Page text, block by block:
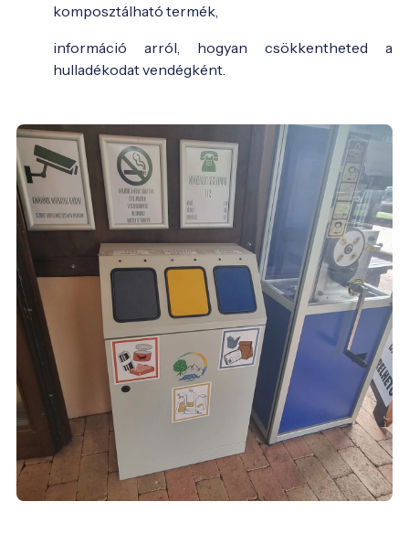
komposztálható termék,
információ arról, hogyan csökkentheted a
hulladékodat vendégként.